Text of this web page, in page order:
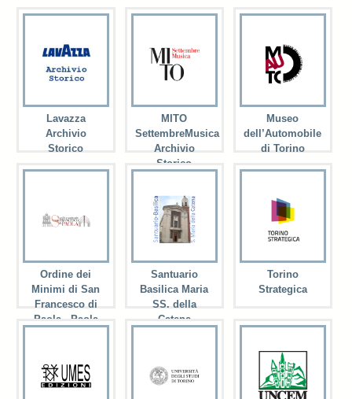
Lavazza
Archivio
Storico
MITO
SettembreMusica
Archivio
Storico
Museo
dell’Automobile
di Torino
Ordine dei
Minimi di San
Francesco di
Paola - Paola
Santuario
Basilica Maria
SS. della
Catena
Torino
Strategica